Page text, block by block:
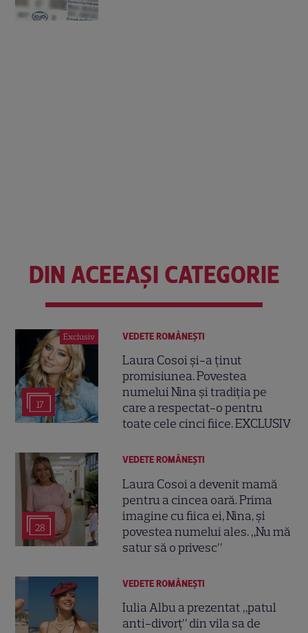
DIN ACEEAȘI CATEGORIE
Exclusiv
17
VEDETE ROMÂNEŞTI
Laura Cosoi și-a ținut
promisiunea. Povestea
numelui Nina și tradiția pe
care a respectat-o pentru
toate cele cinci fiice. EXCLUSIV
28
VEDETE ROMÂNEŞTI
Laura Cosoi a devenit mamă
pentru a cincea oară. Prima
imagine cu fiica ei, Nina, și
povestea numelui ales. „Nu mă
satur să o privesc”
VEDETE ROMÂNEŞTI
Iulia Albu a prezentat „patul
anti-divorț” din vila sa de